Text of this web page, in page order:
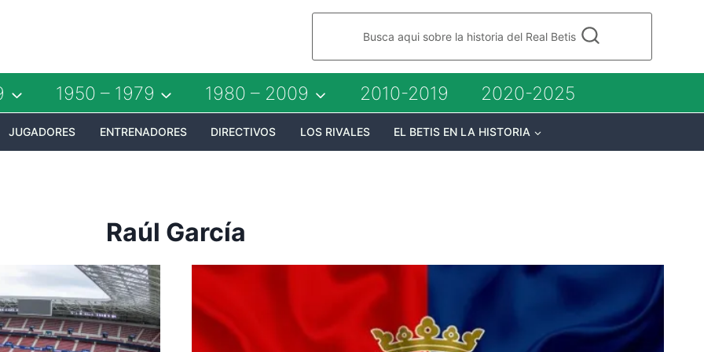
Busca aqui sobre la historia del Real Betis
1950 – 1979 1980 – 2009 2010-2019 2020-2025
JUGADORES ENTRENADORES DIRECTIVOS LOS RIVALES EL BETIS EN LA HISTORIA
Raúl García